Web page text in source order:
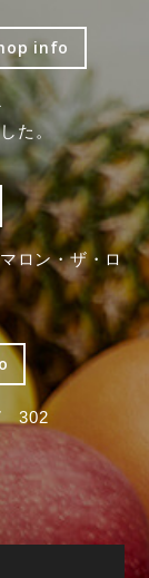
info
た。
ロン・ザ・ロ
302